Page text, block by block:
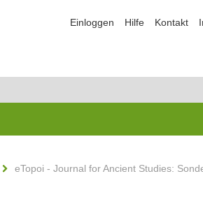
Einloggen Hilfe Kontakt
eTopoi - Journal for Ancient Studies: